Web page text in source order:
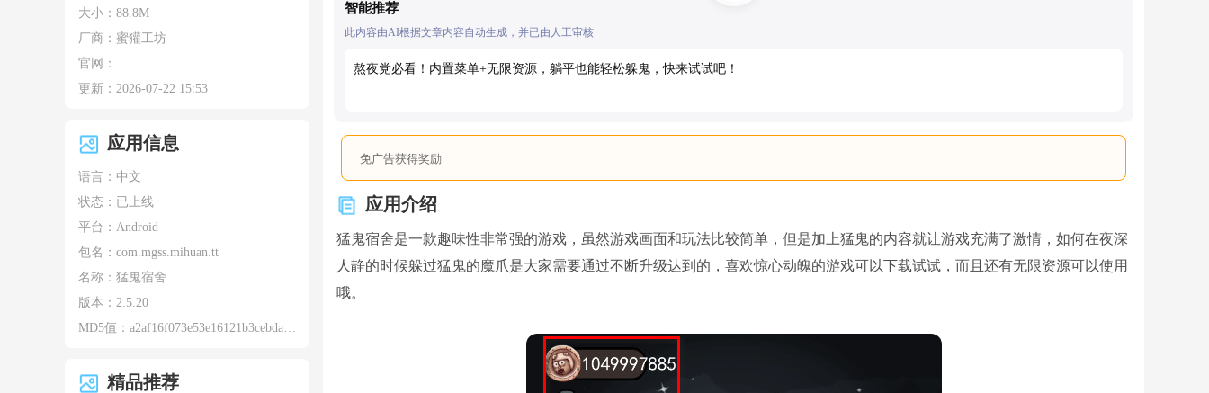
大小： 88.8M
厂商：蜜獾工坊
官网：
更新： 2026-07-22 15:53
应用信息
语言：中文
状态：已上线
平台：Android
包名： com.mgss.mihuan.tt
名称： 猛鬼宿舍
版本： 2.5.20
MD5值： a2af16f073e53e16121b3cebda6fa147
精品推荐
智能推荐
此内容由AI根据文章内容自动生成，并已由人工审核
熬夜党必看！内置菜单+无限资源，躺平也能轻松躲鬼，快来试试吧！
免广告获得奖励
应用介绍
猛鬼宿舍是一款趣味性非常强的游戏，虽然游戏画面和玩法比较简单，但是加上猛鬼的内容就让游戏充满了激情，如何在夜深
人静的时候躲过猛鬼的魔爪是大家需要通过不断升级达到的，喜欢惊心动魄的游戏可以下载试试，而且还有无限资源可以使用
哦。